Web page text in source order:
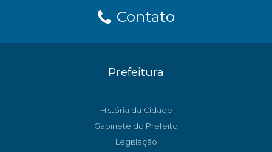
Contato
Prefeitura
História da Cidade
Gabinete do Prefeito
Legislação